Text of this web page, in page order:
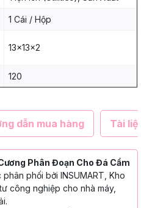
1 Cái / Hộp
13x13x2
120
dẫn mua hàng Tài
Phân Đoạn Cho Đá Cẩm
phân phối bởi INSUMART, Kho
công nghiệp cho nhà máy,